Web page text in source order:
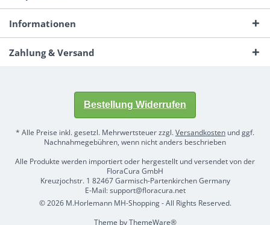
Informationen
Zahlung & Versand
Bestellung Widerrufen
* Alle Preise inkl. gesetzl. Mehrwertsteuer zzgl.Versandkosten und ggf.
Nachnahmegebühren, wenn nicht anders beschrieben
Alle Produkte werden importiert oder hergestellt und versendet von der
FloraCura GmbH
Kreuzjochstr. 1 82467 Garmisch-Partenkirchen Germany
E-Mail: support@floracura.net
© 2026 M.Horlemann MH-Shopping - All Rights Reserved.
Theme byThemeWare®